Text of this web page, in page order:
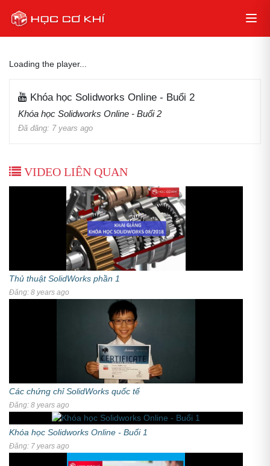
Loading the player...
Khóa học Solidworks Online - Buổi 2
Khóa học Solidworks Online - Buổi 2
Đã đăng: 7 years ago
VIDEO LIÊN QUAN
Thủ thuật SolidWorks phần 1
Đăng: 8 years ago
Các chứng chỉ SolidWorks quốc tế
Đăng: 8 years ago
Khóa học Solidworks Online - Buổi 1
Đăng: 7 years ago